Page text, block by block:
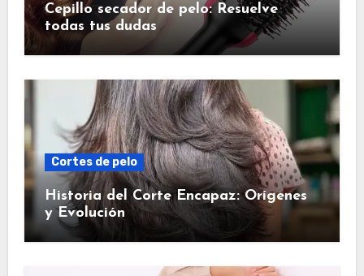
Cepillo secador de pelo: Resuelve
todas tus dudas
Cortes de pelo
Historia del Corte Encapaz: Orígenes
y Evolución